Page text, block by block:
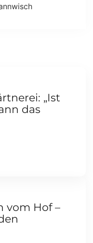
„Ist
das
vom Hof –